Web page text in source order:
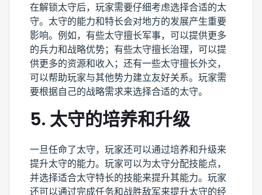
在解锁太守后，玩家需要仔细考虑选择合适的太
守。太守的能力和特长会对地方的发展产生重要
影响。例如，有些太守擅长军事，可以提供更多
的兵力和战略优势；有些太守擅长治理，可以提
供更多的资源和收入；还有一些太守擅长外交，
可以帮助玩家与其他势力建立友好关系。玩家需
要根据自己的战略需求来选择合适的太守。
5. 太守的培养和升级
一旦任命了太守，玩家还可以通过培养和升级来
提升太守的能力。玩家可以为太守分配技能点，
并选择适合太守特长的技能来提升其能力。玩家
还可以通过完成任务和战胜敌军来提升太守的经